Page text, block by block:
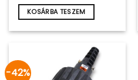
KOSÁRBA TESZEM
-42%